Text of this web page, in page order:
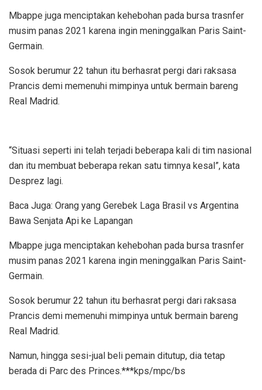
Mbappe juga menciptakan kehebohan pada bursa trasnfer
musim panas 2021 karena ingin meninggalkan Paris Saint-
Germain.
Sosok berumur 22 tahun itu berhasrat pergi dari raksasa
Prancis demi memenuhi mimpinya untuk bermain bareng
Real Madrid.
“Situasi seperti ini telah terjadi beberapa kali di tim nasional
dan itu membuat beberapa rekan satu timnya kesal”, kata
Desprez lagi.
Baca Juga: Orang yang Gerebek Laga Brasil vs Argentina
Bawa Senjata Api ke Lapangan
Mbappe juga menciptakan kehebohan pada bursa trasnfer
musim panas 2021 karena ingin meninggalkan Paris Saint-
Germain.
Sosok berumur 22 tahun itu berhasrat pergi dari raksasa
Prancis demi memenuhi mimpinya untuk bermain bareng
Real Madrid.
Namun, hingga sesi-jual beli pemain ditutup, dia tetap
berada di Parc des Princes.***kps/mpc/bs